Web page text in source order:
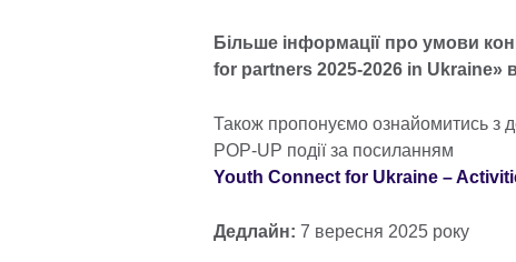
Більше інформації про умови
for partners 2025-2026 in Ukraine»
Також пропонуємо ознайомитись з
POP-UP події за посиланням
Youth Connect for Ukraine –
Дедлайн: 7 вересня 2025 року